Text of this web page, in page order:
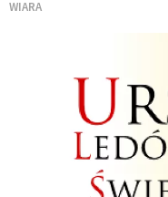
WIARA